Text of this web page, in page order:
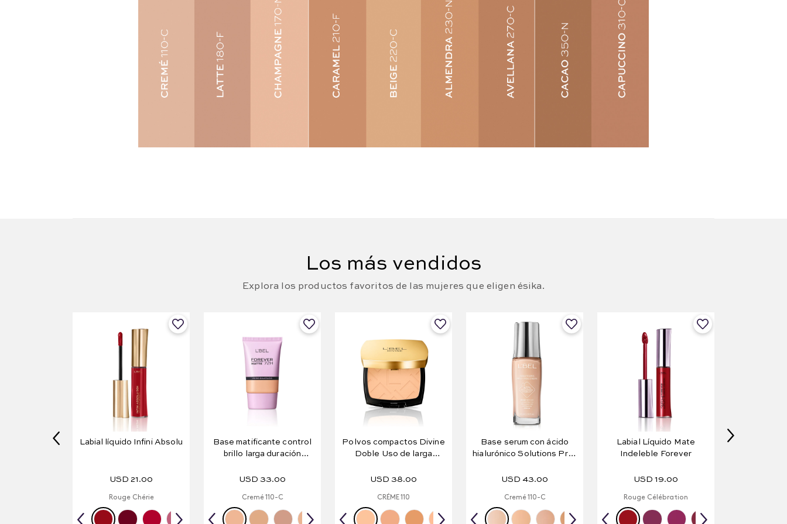
Los más vendidos
Explora los productos favoritos de las mujeres que eligen ésika.
Labial líquido Infini Absolu
USD 21 .00
Rouge Chérie
Base matificante control
brillo larga duración
USD 33.00
Cremé 110-C
Polvos compactos Divine
Doble Uso de larga
USD 38.00
CRÉME 110
Base serum con ácido
hialurónico Solutions Pro-
USD 43.00
Cremé 110-C
Labial Líquido Mate
Indeleble Forever
USD 19.00
Rouge Célébration